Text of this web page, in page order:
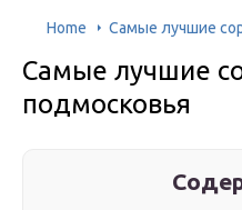
Home Самые лучшие
Самые лучшие
подмосковья